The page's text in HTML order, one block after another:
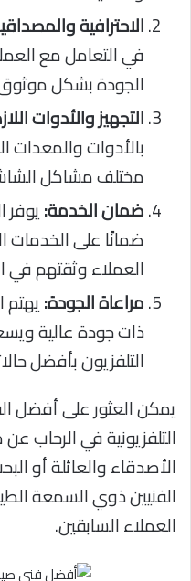
الاحترافية
في التعامل مع
الجودة بشكل
التجهيز والأدوات
بالأدوات والمعدات
مختلف مشاكل
ضمان الخدمة:يوفر
ضمانًا على الخدمات
العملاء وثقتهم في
مراعاة الجودة:يهتم
ذات جودة عالية
التلفزيون بأفضل
يمكن العثور على أفضل
التلفزيونية في الرحاب
الأصدقاء والعائلة أو
الفنيين ذوي السمعة
العملاء السابقين.